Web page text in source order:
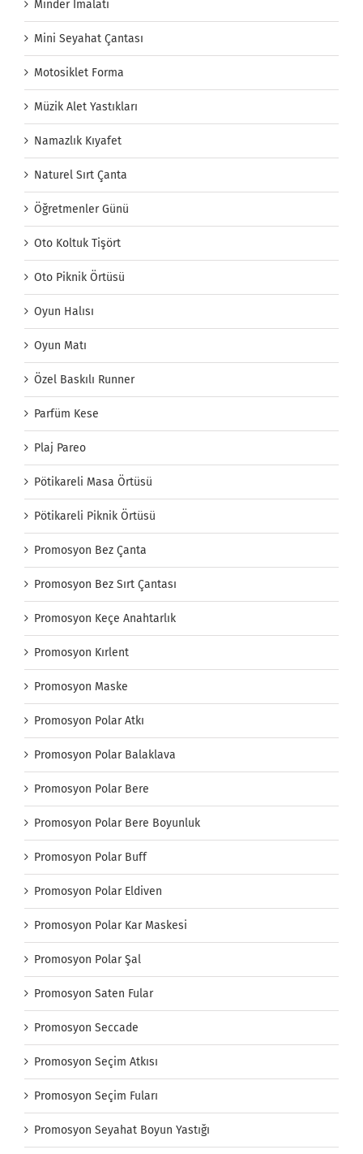
Minder İmalatı
Mini Seyahat Çantası
Motosiklet Forma
Müzik Alet Yastıkları
Namazlık Kıyafet
Naturel Sırt Çanta
Öğretmenler Günü
Oto Koltuk Tişört
Oto Piknik Örtüsü
Oyun Halısı
Oyun Matı
Özel Baskılı Runner
Parfüm Kese
Plaj Pareo
Pötikareli Masa Örtüsü
Pötikareli Piknik Örtüsü
Promosyon Bez Çanta
Promosyon Bez Sırt Çantası
Promosyon Keçe Anahtarlık
Promosyon Kırlent
Promosyon Maske
Promosyon Polar Atkı
Promosyon Polar Balaklava
Promosyon Polar Bere
Promosyon Polar Bere Boyunluk
Promosyon Polar Buff
Promosyon Polar Eldiven
Promosyon Polar Kar Maskesi
Promosyon Polar Şal
Promosyon Saten Fular
Promosyon Seccade
Promosyon Seçim Atkısı
Promosyon Seçim Fuları
Promosyon Seyahat Boyun Yastığı